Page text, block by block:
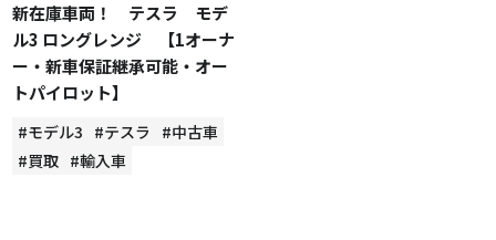
新在庫車両！ テスラ モデ
ル3 ロングレンジ 【1オーナ
ー・新車保証継承可能・オー
トパイロット】
#モデル3 #テスラ
#中古車
#買取 #輸入車